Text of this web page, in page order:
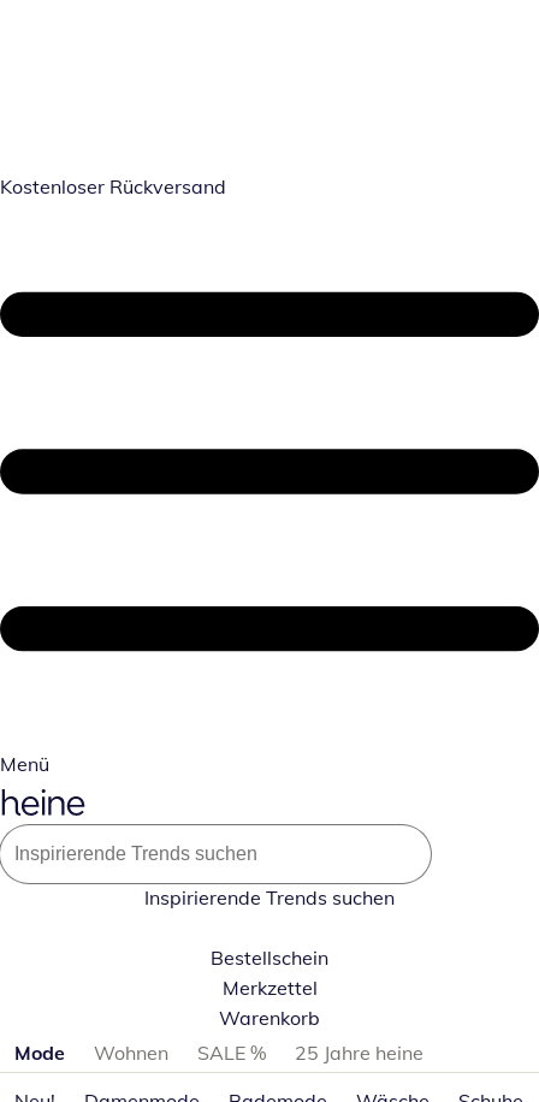
Kostenloser Rückversand
Menü
Inspirierende Trends suchen
Bestellschein
Merkzettel
Warenkorb
Produktkategorien überspringen
Mode Wohnen SALE %
25 Jahre heine